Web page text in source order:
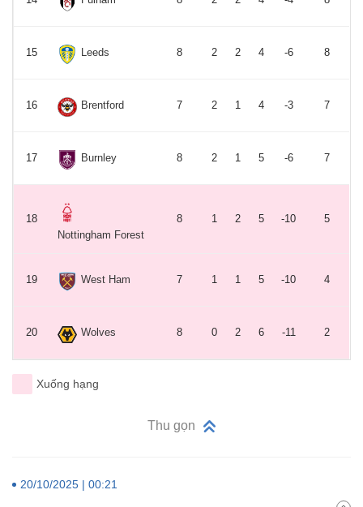
15 Leeds 8 2 2 4 -6 8
16 Brentford 7 2 1 4 -3 7
17 Burnley 8 2 1 5 -6 7
18
Nottingham Forest
8 1 2 5 -10 5
19 West Ham 7 1 1 5 -10 4
20 Wolves 8 0 2 6 -11 2
Xuống hạng
Thu gọn
20/10/2025 | 00:21